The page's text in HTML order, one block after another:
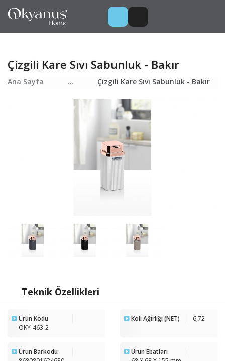
Çizgili Kare Sıvı Sabunluk - Bakır
Ana Sayfa ... Çizgili Kare Sıvı Sabunluk - Bakır
Teknik Özellikleri
Ürün Kodu
OKY-463-2
Koli Ağırlığı (NET) 6,72
Ürün Barkodu
Ürün Ebatları